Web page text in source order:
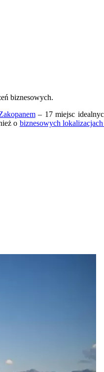
biznesowych.
– 17 miejsc
o biznesowych